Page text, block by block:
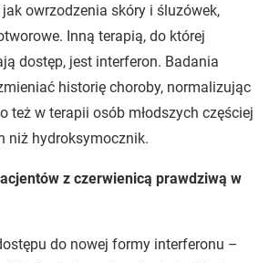
owrzodzenia skóry i śluzówek,
Inną terapią, do której
dostęp, jest interferon. Badania
historię choroby, normalizując
też w terapii osób młodszych częściej
niż hydroksymocznik.
z czerwienicą prawdziwą w
do nowej formy interferonu –